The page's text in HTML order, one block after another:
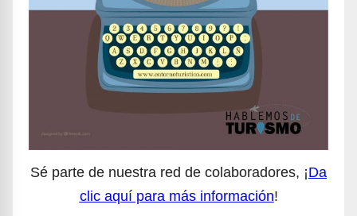
Sé parte de nuestra red de colaboradores, ¡Da
clic aquí para más información!